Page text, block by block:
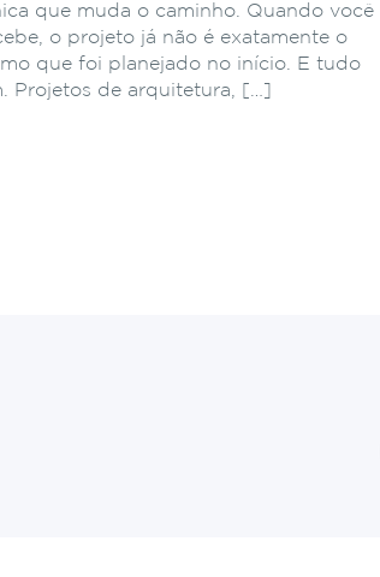
que muda o caminho. Quando você
o projeto já não é exatamente o
que foi planejado no início. E tudo
Projetos de arquitetura, […]